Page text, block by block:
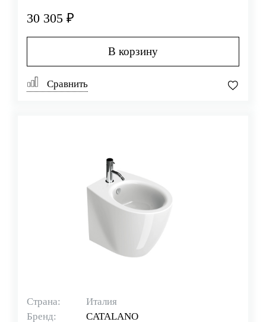
30 305 ₽
В корзину
Сравнить
Страна:
Италия
Бренд:
CATALANO